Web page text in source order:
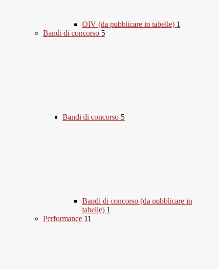
OIV (da pubblicare in tabelle) 1
Bandi di concorso 5
Bandi di concorso 5
Bandi di concorso (da pubblicare in
tabelle) 1
Performance 11